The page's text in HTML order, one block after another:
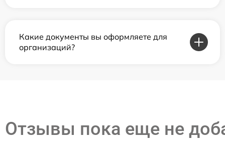
Какие документы вы оформляете для
организаций?
Отзывы пока еще не